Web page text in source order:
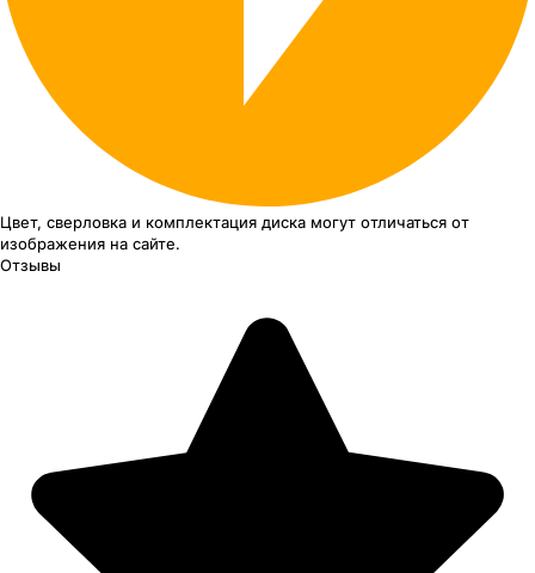
Цвет, сверловка и комплектация диска могут отличаться от
изображения на сайте.
Отзывы